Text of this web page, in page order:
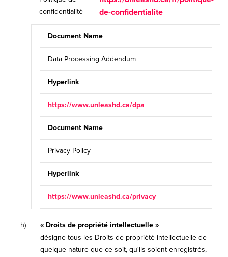
confidentialité
de-confidentialite
Document Name
Data Processing Addendum
Hyperlink
https://www.unleashd.ca/dpa
Document Name
Privacy Policy
Hyperlink
https://www.unleashd.ca/privacy
h)
« Droits de propriété intellectuelle »
désigne tous les Droits de propriété intellectuelle de
quelque nature que ce soit, qu'ils soient enregistrés,